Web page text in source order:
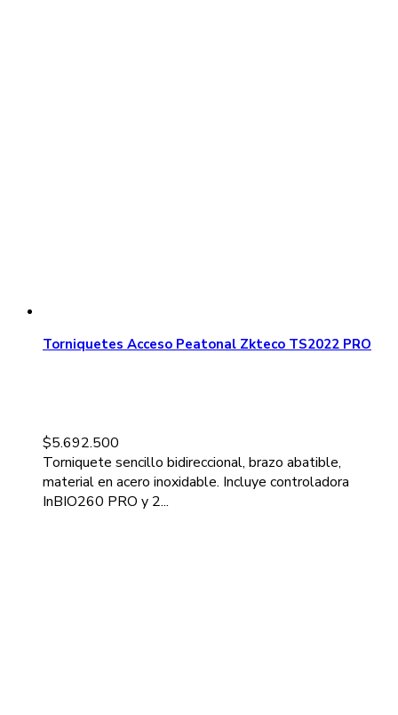
Torniquetes Acceso Peatonal Zkteco TS2022 PRO
$5.692.500
Torniquete sencillo bidireccional, brazo abatible,
material en acero inoxidable. Incluye controladora
InBIO260 PRO y 2...